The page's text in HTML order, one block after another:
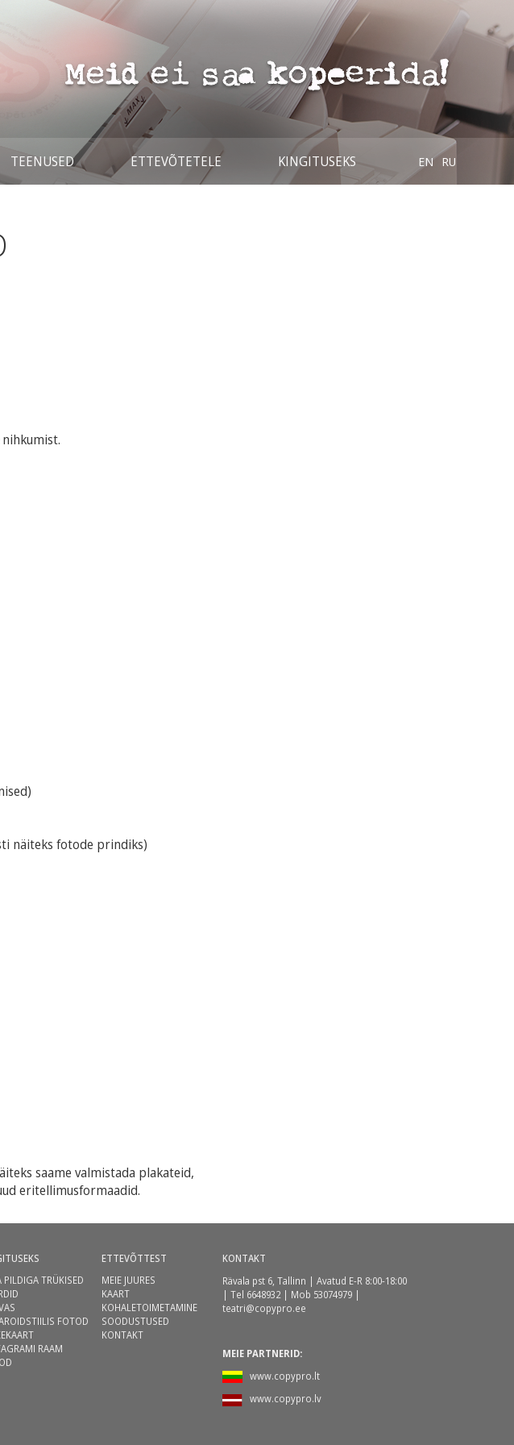
EN RU
TEENUSED ETTEVÕTETELE KINGITUSEKS
näiteks fotode prindiks)
saame valmistada plakateid,
eritellimusformaadid.
PILDIGA TRÜKISED
FOTOD
RAAM
ETTEVÕTTEST
MEIE JUURES
KAART
KOHALETOIMETAMINE
SOODUSTUSED
KONTAKT
KONTAKT
Rävala pst 6, Tallinn | Avatud E-R 8:00-18:00
| Tel 6648932 | Mob 53074979 |
teatri@copypro.ee
MEIE PARTNERID:
www.copypro.lt
www.copypro.lv